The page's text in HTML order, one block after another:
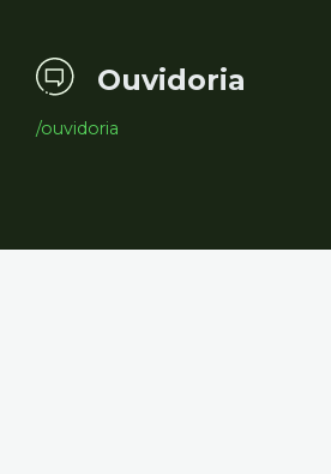
Ouvidoria
/ouvidoria